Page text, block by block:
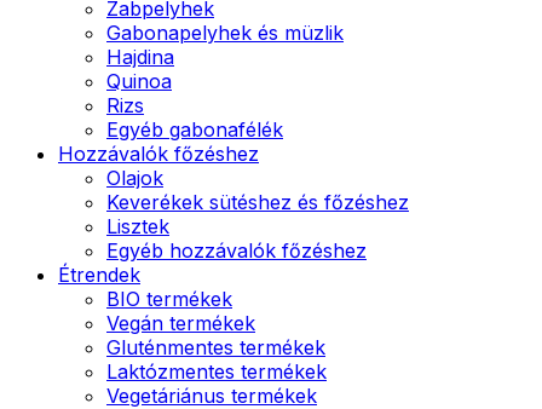
Zabpelyhek
Gabonapelyhek és müzlik
Hajdina
Quinoa
Rizs
Egyéb gabonafélék
Hozzávalók főzéshez
Olajok
Keverékek sütéshez és főzéshez
Lisztek
Egyéb hozzávalók főzéshez
Étrendek
BIO termékek
Vegán termékek
Gluténmentes termékek
Laktózmentes termékek
Vegetáriánus termékek